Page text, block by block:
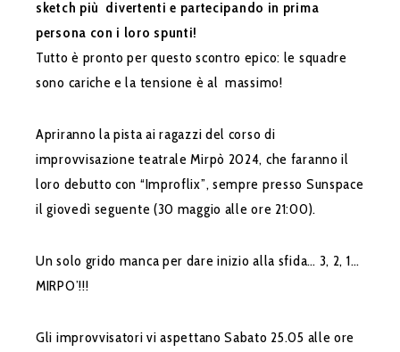
sketch più divertenti e partecipando in prima
persona con i loro spunti!
Tutto è pronto per questo scontro epico: le squadre
sono cariche e la tensione è al massimo!
Apriranno la pista ai ragazzi del corso di
improvvisazione teatrale Mirpò 2024, che faranno il
loro debutto con “Improflix”, sempre presso Sunspace
il giovedì seguente (30 maggio alle ore 21:00).
Un solo grido manca per dare inizio alla sfida… 3, 2, 1…
MIRPO’!!!
Gli improvvisatori vi aspettano Sabato 25.05 alle ore